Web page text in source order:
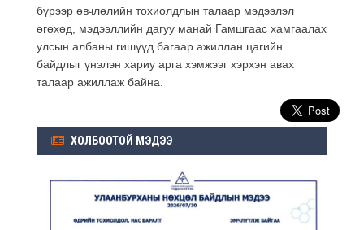
бүрээр өвчлөлийн тохиолдлын талаар мэдээлэл
өгөхөд, мэдээллийн дагуу манай Гамшгаас хамгаалах
улсын албаны гишүүд багаар ажиллан цагийн
байдлыг үнэлэн хариу арга хэмжээг хэрхэн авах
талаар ажиллаж байна.
ХОЛБООТОЙ МЭДЭЭ